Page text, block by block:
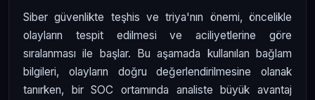
Siber güvenlikte teşhis ve triya'nın önemi, öncelikle
olayların tespit edilmesi ve aciliyetlerine göre
sıralanması ile başlar. Bu aşamada kullanılan bağlam
bilgileri, olayların doğru değerlendirilmesine olanak
tanırken, bir SOC ortamında analiste büyük avantaj